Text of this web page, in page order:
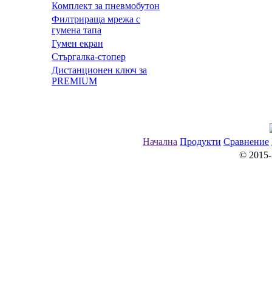
Комплект за пневмобутон
Филтрираща мрежа с
гумена тапа
Гумен екран
Стъргалка-стопер
Дистанционен ключ за
PREMIUM
Начална Продукти Сравнение
© 2015-